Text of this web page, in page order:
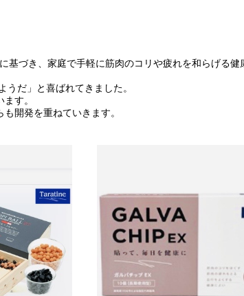
基づき、家庭で手軽に筋肉のコリや疲れを和らげる健
だ」と喜ばれてきました。
す。
開発を重ねていきます。